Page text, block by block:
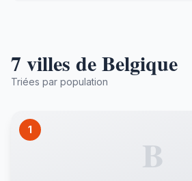
7 villes de Belgique
Triées par population
1
B